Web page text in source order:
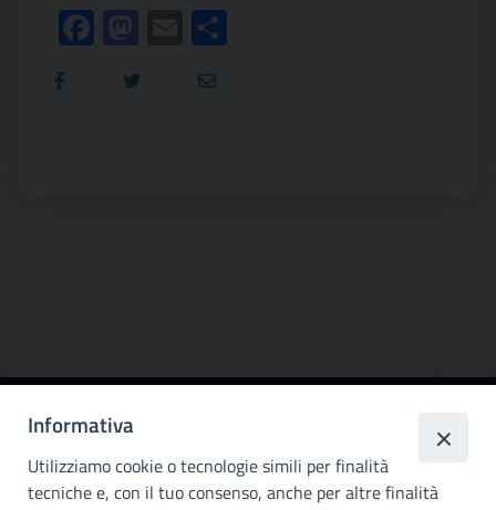
Facebook
Mastodon
Email
Città
metropolitana di
Palermo
Informativa
Utilizziamo cookie o tecnologie simili per finalità
tecniche e, con il tuo consenso, anche per altre finalità